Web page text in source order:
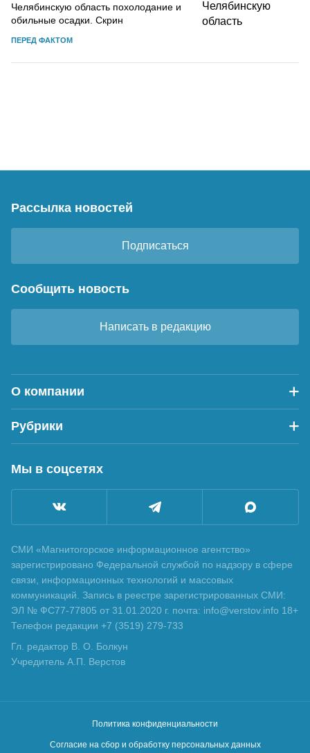
Челябинскую область похолодание и
обильные осадки. Скрин
ПЕРЕД ФАКТОМ
Рассылка новостей
Подписаться
Сообщить новость
Написать в редакцию
О компании
Рубрики
Мы в соцсетях
СМИ «Магнитогорское информационное агентство»
зарегистрировано Федеральной службой по надзору в сфере
связи, информационных технологий и массовых
коммуникаций. Запись в реестре зарегистрированных СМИ:
ЭЛ № ФС77-77805 от 31.01.2020 г. почта: info@verstov.info 18+
Телефон редакции +7 (3519) 279-733
Гл. редактор В. О. Болкун
Учредитель А.П. Верстов
Политика конфиденциальности
Согласие на сбор и обработку персональных данных